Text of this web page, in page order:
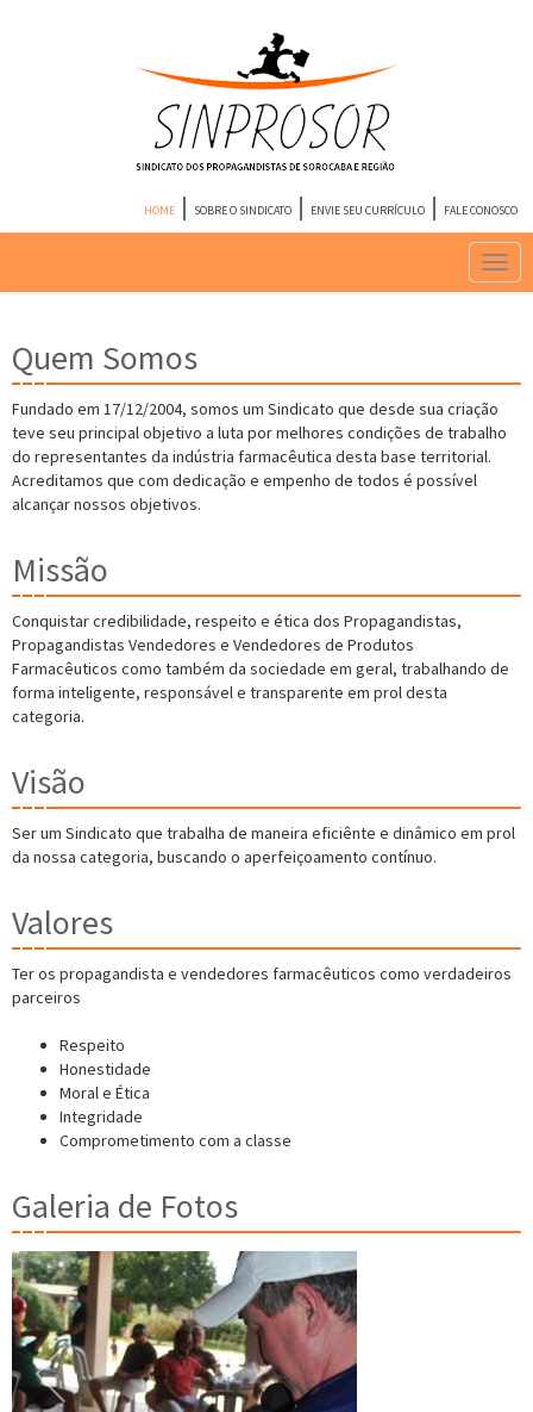
HOME SOBRE O SINDICATO ENVIE SEU CURRÍCULO FALE CONOSCO
Quem Somos
Fundado em 17/12/2004, somos um Sindicato que desde sua criação
teve seu principal objetivo a luta por melhores condições de trabalho
do representantes da indústria farmacêutica desta base territorial.
Acreditamos que com dedicação e empenho de todos é possível
alcançar nossos objetivos.
Missão
Conquistar credibilidade, respeito e ética dos Propagandistas,
Propagandistas Vendedores e Vendedores de Produtos
Farmacêuticos como também da sociedade em geral, trabalhando de
forma inteligente, responsável e transparente em prol desta
categoria.
Visão
Ser um Sindicato que trabalha de maneira eficiênte e dinâmico em prol
da nossa categoria, buscando o aperfeiçoamento contínuo.
Valores
Ter os propagandista e vendedores farmacêuticos como verdadeiros
parceiros
Respeito
Honestidade
Moral e Ética
Integridade
Comprometimento com a classe
Galeria de Fotos